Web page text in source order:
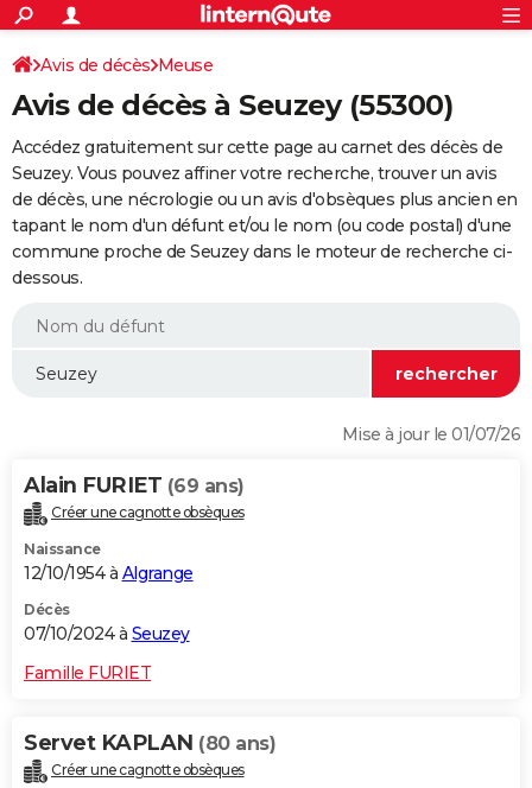
ACTUALITÉS
Politique
Société
Faits Divers
Education
Monde
Villes
+
SPORT
Coupe du monde 2026
Football
Tennis
Cyclisme
Rugby
Forum
Programme TV
TNT
Streaming
Cinéma
Sorties cinéma
Musique
+
FINANCE
Retraite
Epargne
Immobilier
Risques naturels par ville
Assurance
AUTO
Essais
Réserver un essai
Citadines
Berlines
SUV
Forum auto
+
HIGH-TECH
BRICOLAGE
WEEK-END
Alimentation
Guide de la santé
Maladies
Médicaments
Sommeil
VOYAGE
Destinations
City break
Voyage nature
Voyage de noces
Forum
Climat
+PHOTO
GUIDES D'ACHAT
Carte de Noël
Carte Bonne année
Carte Saint-Valentin
Carte Pâques
Carte d'anniversaire
DICTIONNAIRE
Avis de décès Meuse
Avis de décès à Seuzey (55300)
Accédez gratuitement sur cette page au carnet des décès de
Seuzey. Vous pouvez affiner votre recherche, trouver un avis
de décès, une nécrologie ou un avis d'obsèques plus ancien en
tapant le nom d'un défunt et/ou le nom (ou code postal) d'une
commune proche de Seuzey dans le moteur de recherche ci-
dessous.
Mise à jour le 01/07/26
Alain FURIET (69 ans)
Créer une cagnotte obsèques
Naissance
12/10/1954 à Algrange
Décès
07/10/2024 à Seuzey
Famille FURIET
Servet KAPLAN (80 ans)
Créer une cagnotte obsèques